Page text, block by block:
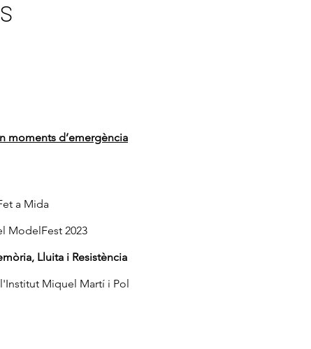
moments d’emergència
a Mida
ModelFest 2023
Lluita i Resistència
l'Institut Miquel Martí i Pol